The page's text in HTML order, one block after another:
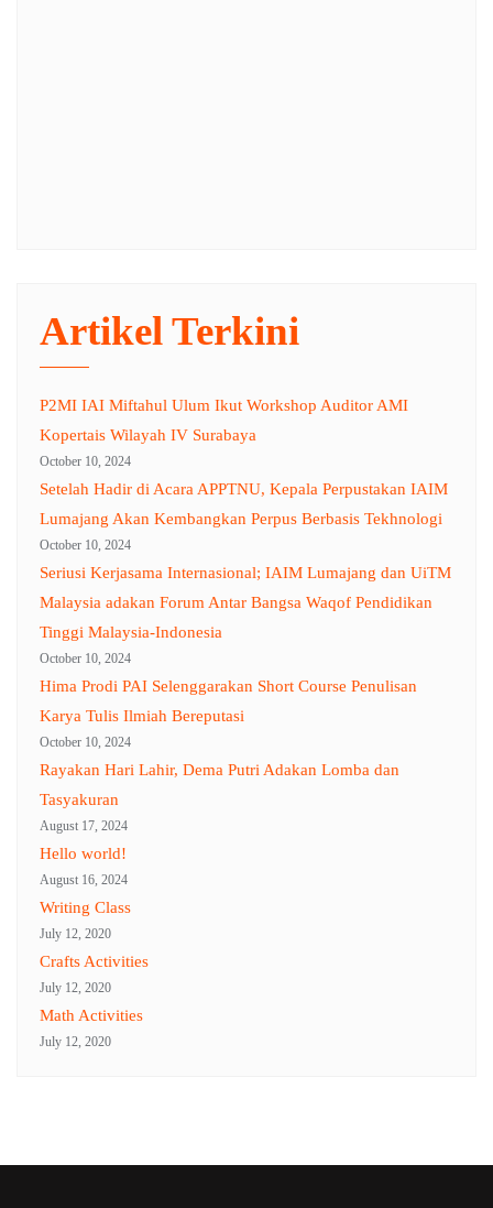
Artikel Terkini
P2MI IAI Miftahul Ulum Ikut Workshop Auditor AMI
Kopertais Wilayah IV Surabaya
October 10, 2024
Setelah Hadir di Acara APPTNU, Kepala Perpustakan IAIM
Lumajang Akan Kembangkan Perpus Berbasis Tekhnologi
October 10, 2024
Seriusi Kerjasama Internasional; IAIM Lumajang dan UiTM
Malaysia adakan Forum Antar Bangsa Waqof Pendidikan
Tinggi Malaysia-Indonesia
October 10, 2024
Hima Prodi PAI Selenggarakan Short Course Penulisan
Karya Tulis Ilmiah Bereputasi
October 10, 2024
Rayakan Hari Lahir, Dema Putri Adakan Lomba dan
Tasyakuran
August 17, 2024
Hello world!
August 16, 2024
Writing Class
July 12, 2020
Crafts Activities
July 12, 2020
Math Activities
July 12, 2020